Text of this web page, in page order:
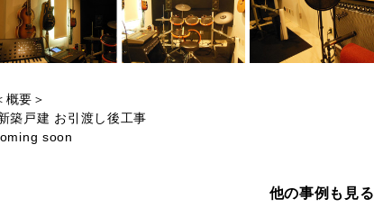
概要＞
築戸建 お引渡し後工事
soon
他の事例も見る